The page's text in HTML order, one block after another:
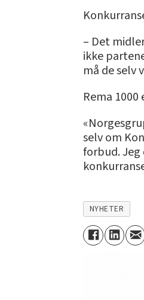
– Det
ikke
må de selv
Rema
selv om
forbud.
NYHETER